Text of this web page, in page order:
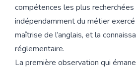
compétences les plus
indépendamment du métier
maîtrise de l’anglais, et la
réglementaire.
La première observation qui